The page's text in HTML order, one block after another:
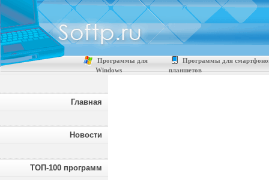
Программы для
Windows
Программы для
планшетов
Главная
Новости
ТОП-100 программ